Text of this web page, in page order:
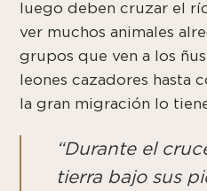
luego deben cruzar el
ver muchos animales
grupos que ven a los
leones cazadores hasta
la gran migración lo
“Durante el
tierra bajo sus